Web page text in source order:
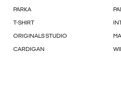
PARKA
T-SHIRT
ORIGINALS STUDIO
CARDIGAN